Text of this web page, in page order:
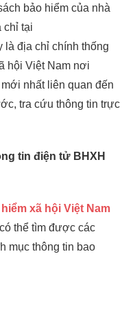
bảo hiểm của nhà
chỉ tại
là địa chỉ chính thống
hội Việt Nam nơi
nhất liên quan đến
tra cứu thông tin trực
tin điện tử BHXH
xã hội Việt Nam
thể tìm được các
mục thông tin bao